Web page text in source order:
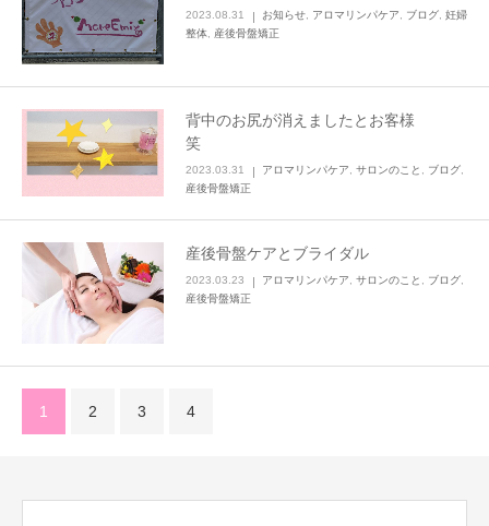
2023.08.31 お知らせ, アロマリンパケア, ブログ, 妊婦
整体, 産後骨盤矯正
背中のお尻が消えましたとお客様
笑
2023.03.31 アロマリンパケア, サロンのこと , ブログ,
産後骨盤矯正
産後骨盤ケアとブライダル
2023.03.23 アロマリンパケア, サロンのこと , ブログ,
産後骨盤矯正
1 2 3 4